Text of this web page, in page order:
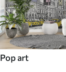
Pop art